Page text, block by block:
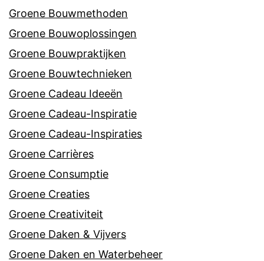
Groene Bouwmethoden
Groene Bouwoplossingen
Groene Bouwpraktijken
Groene Bouwtechnieken
Groene Cadeau Ideeën
Groene Cadeau-Inspiratie
Groene Cadeau-Inspiraties
Groene Carrières
Groene Consumptie
Groene Creaties
Groene Creativiteit
Groene Daken & Vijvers
Groene Daken en Waterbeheer